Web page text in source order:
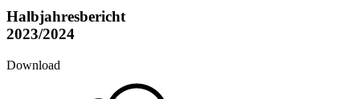
Halbjahresbericht
2023/2024
Download